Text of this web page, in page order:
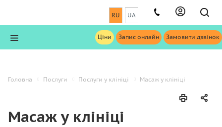
RU UA
Ціни Запис онлайн Замовити дзвінок
Головна Послуги Послуги у клініці Масаж у клініці
Масаж у клініці